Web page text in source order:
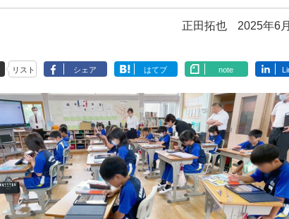
正田拓也 2025年6
リスト シェア はてブ note